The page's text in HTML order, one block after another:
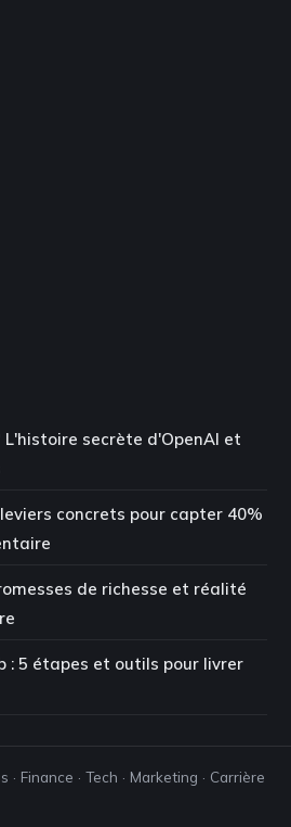
L'histoire secrète d'OpenAI et
concrets pour capter 40%
de richesse et réalité
: 5 étapes et outils pour livrer
· Finance · Tech · Marketing · Carrière